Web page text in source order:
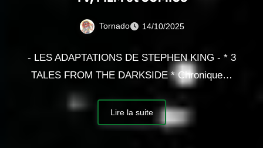
Tornado 14/10/2025
- LES ADAPTATIONS DE STEPHEN KING - * 3
TALES FROM THE DARKSIDE * Chronique…
Lire la suite